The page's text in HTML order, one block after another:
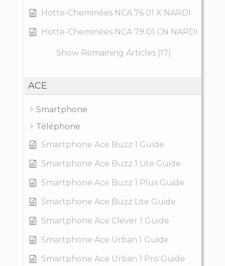
Hotte-Cheminées NCA 76 01 X NARDI
Hotte-Cheminées NCA 79 01 CN NARDI
Show Remaining Articles (17)
ACE
Smartphone
Téléphone
Smartphone Ace Buzz 1 Guide
Smartphone Ace Buzz 1 Lite Guide
Smartphone Ace Buzz 1 Plus Guide
Smartphone Ace Buzz Lite Guide
Smartphone Ace Clever 1 Guide
Smartphone Ace Urban 1 Guide
Smartphone Ace Urban 1 Pro Guide